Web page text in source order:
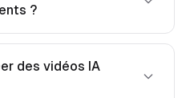
?
des vidéos IA